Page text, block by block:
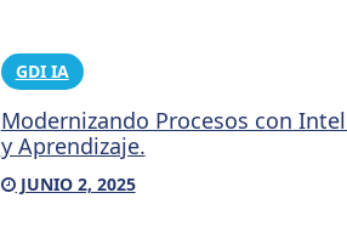
GDI IA
Modernizando Procesos con
y Aprendizaje.
JUNIO 2, 2025